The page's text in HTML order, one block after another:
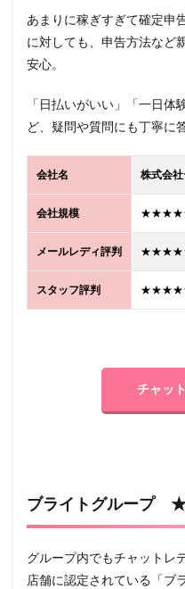
あまりに稼ぎすぎて確定申
に対しても、申告方法など
安心。
「日払いがいい」「一日
ど、疑問や質問にも丁寧に
会社名 株式会
会社規模 ★★★★★
メールレディ評判 ★★★★☆
スタッフ評判 ★★★★☆
チャッ
ブライトグループ
グループ内でもチャットレ
店舗に認定されている「ブ